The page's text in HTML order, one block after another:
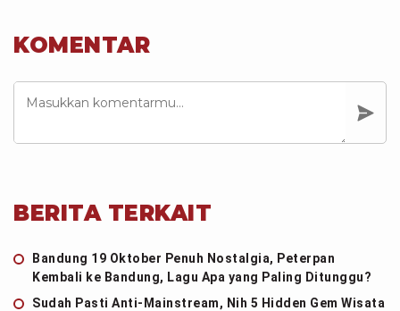
KOMENTAR
BERITA TERKAIT
Bandung 19 Oktober Penuh Nostalgia, Peterpan
Kembali ke Bandung, Lagu Apa yang Paling Ditunggu?
Sudah Pasti Anti-Mainstream, Nih 5 Hidden Gem Wisata